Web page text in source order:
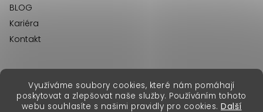
Využíváme soubory cookies, které nám pomáhají
poskytovat a zlepšovat naše služby. Používáním tohoto
webu souhlasíte s našimi pravidly pro cookies. Další
BLOG
Kariéra
Kontakt
Copyright 2026Erika Fashion. Všechna práva vyhrazena.
erikafashion.sk